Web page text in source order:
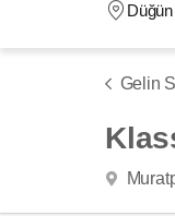
Gelin